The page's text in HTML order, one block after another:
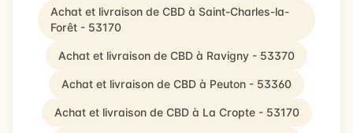
Achat et livraison de CBD à Saint-Charles-la-
Forêt - 53170
Achat et livraison de CBD à Ravigny - 53370
Achat et livraison de CBD à Peuton - 53360
Achat et livraison de CBD à La Cropte - 53170